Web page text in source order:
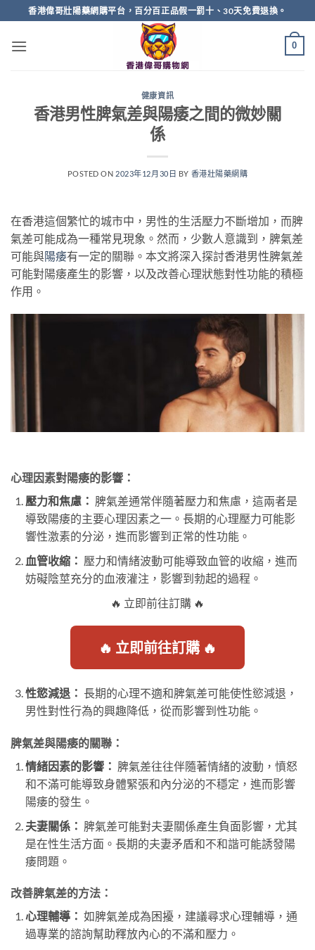
to
content
香港偉哥壯陽藥網購平台，百分百正品假一罰十、30天免費退換。
0
健康資訊
香港男性脾氣差與陽痿之間的微妙關
係
POSTED ON 2023年12月30日 BY 香港壯陽藥網購
在香港這個繁忙的城市中，男性的生活壓力不斷增加，而脾
氣差可能成為一種常見現象。然而，少數人意識到，脾氣差
可能與陽痿有一定的關聯。本文將深入探討香港男性脾氣差
可能對陽痿產生的影響，以及改善心理狀態對性功能的積極
作用。
心理因素對陽痿的影響：
壓力和焦慮： 脾氣差通常伴隨著壓力和焦慮，這兩者是
導致陽痿的主要心理因素之一。長期的心理壓力可能影
響性激素的分泌，進而影響到正常的性功能。
血管收縮： 壓力和情緒波動可能導致血管的收縮，進而
妨礙陰莖充分的血液灌注，影響到勃起的過程。
🔥 立即前往訂購 🔥
🔥 立即前往訂購 🔥
性慾減退： 長期的心理不適和脾氣差可能使性慾減退，
男性對性行為的興趣降低，從而影響到性功能。
脾氣差與陽痿的關聯：
情緒因素的影響： 脾氣差往往伴隨著情緒的波動，憤怒
和不滿可能導致身體緊張和內分泌的不穩定，進而影響
陽痿的發生。
夫妻關係： 脾氣差可能對夫妻關係產生負面影響，尤其
是在性生活方面。長期的夫妻矛盾和不和諧可能誘發陽
痿問題。
改善脾氣差的方法：
心理輔導： 如脾氣差成為困擾，建議尋求心理輔導，通
過專業的諮詢幫助釋放內心的不滿和壓力。